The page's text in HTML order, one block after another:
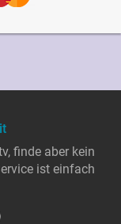
finde aber kein
ist einfach